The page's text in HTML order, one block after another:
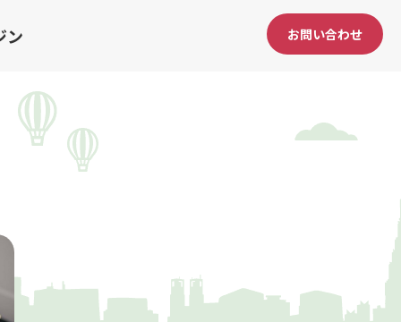
ン お問い合わせ